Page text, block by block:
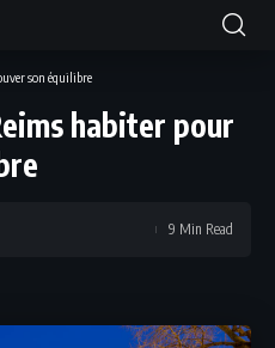
son équilibre
habiter pour
9 Min Read